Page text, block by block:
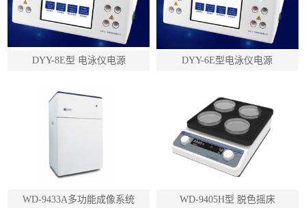
DYY-8E型 电泳仪电源 DYY-6E型电泳仪电源
WD-9433A多功能成像系统 WD-9405H型 脱色摇床